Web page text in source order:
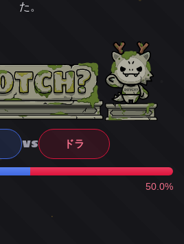
た。
VS ドラ
50.0%